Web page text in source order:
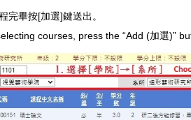
完畢按[加選]鍵送出。
courses, press the “Add (加選)”